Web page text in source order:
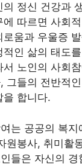
의 정신 건강과
에 따르면 사회
로움과 우울증
인 삶의 태도
서 노인의 사회
그들의 전반적
을 합니다.
는 공공의 복
원봉사, 취미활
들은 자신의